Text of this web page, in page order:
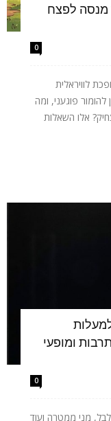
מנסה לפצח
0
לוויראלית
להומור פוגעני, ומה
אלו השאלות
ומופעי
0
מני ממטרה ועוד